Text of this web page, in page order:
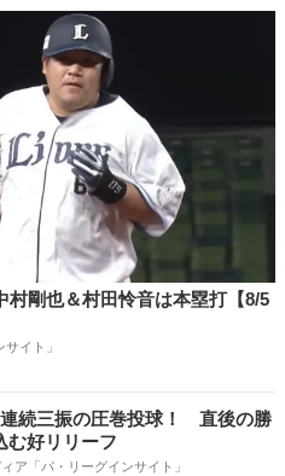
剛也＆村田怜音は本塁打【8/5
イト」
続三振の圧巻投球！ 直後の勝
む好リリーフ
ア「パ・リーグインサイト」